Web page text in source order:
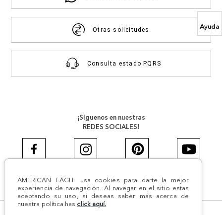
Ayuda
AMERICAN EAGLE usa cookies para darte la mejor
experiencia de navegación. Al navegar en el sitio estas
aceptando su uso, si deseas saber más acerca de
nuestra política has click aquí.
Otras solicitudes
Consulta estado PQRS
¡Síguenos en nuestras
REDES SOCIALES!
#AEJEANS #AerieREALCOL